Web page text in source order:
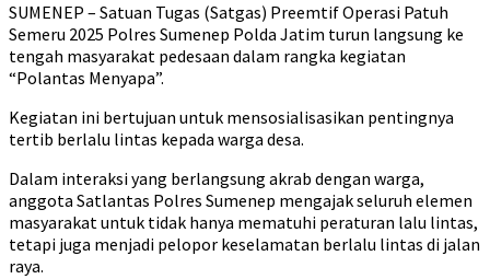
SUMENEP – Satuan Tugas (Satgas) Preemtif Operasi Patuh
Semeru 2025 Polres Sumenep Polda Jatim turun langsung ke
tengah masyarakat pedesaan dalam rangka kegiatan
“Polantas Menyapa”.
Kegiatan ini bertujuan untuk mensosialisasikan pentingnya
tertib berlalu lintas kepada warga desa.
Dalam interaksi yang berlangsung akrab dengan warga,
anggota Satlantas Polres Sumenep mengajak seluruh elemen
masyarakat untuk tidak hanya mematuhi peraturan lalu lintas,
tetapi juga menjadi pelopor keselamatan berlalu lintas di jalan
raya.